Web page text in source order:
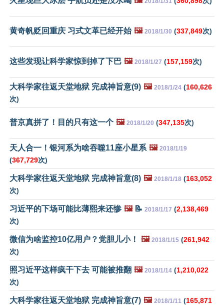
黄奇帆贬回重庆 习式文革已经开始 🖼️ 2018/1/30 (337,849次)
这些发现让科学家惊到掉了下巴 🖼️ 2018/1/27 (157,159次)
大科学家往返天堂地狱 完成神旨意(9) 🖼️ 2018/1/24 (160,626
次)
普京真拼了！目的只有这一个 🖼️ 2018/1/20 (347,135次)
天人合一！银河系为啥吞噬11座小星系 🖼️ 2018/1/19
(367,729次)
大科学家往返天堂地狱 完成神旨意(8) 🖼️ 2018/1/18 (163,052
次)
习近平的下场可能比薄熙来还惨 🖼️📝 2018/1/17 (2,138,469
次)
微信为啥监控10亿用户？党胆儿小！ 🖼️ 2018/1/15 (261,942
次)
照习近平这样疯干下去 可能被推翻 🖼️ 2018/1/14 (1,210,022
次)
大科学家往返天堂地狱 完成神旨意(7) 🖼️ 2018/1/11 (165,871